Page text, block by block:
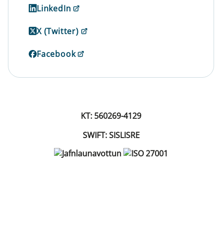
LinkedIn
X (Twitter)
Facebook
KT: 560269-4129
SWIFT: SISLISRE